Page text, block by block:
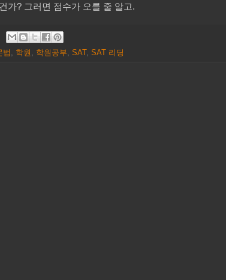
가? 그러면 점수가 오를 줄 알고.
법 , 학원 , 학원공부, SAT , SAT 리딩